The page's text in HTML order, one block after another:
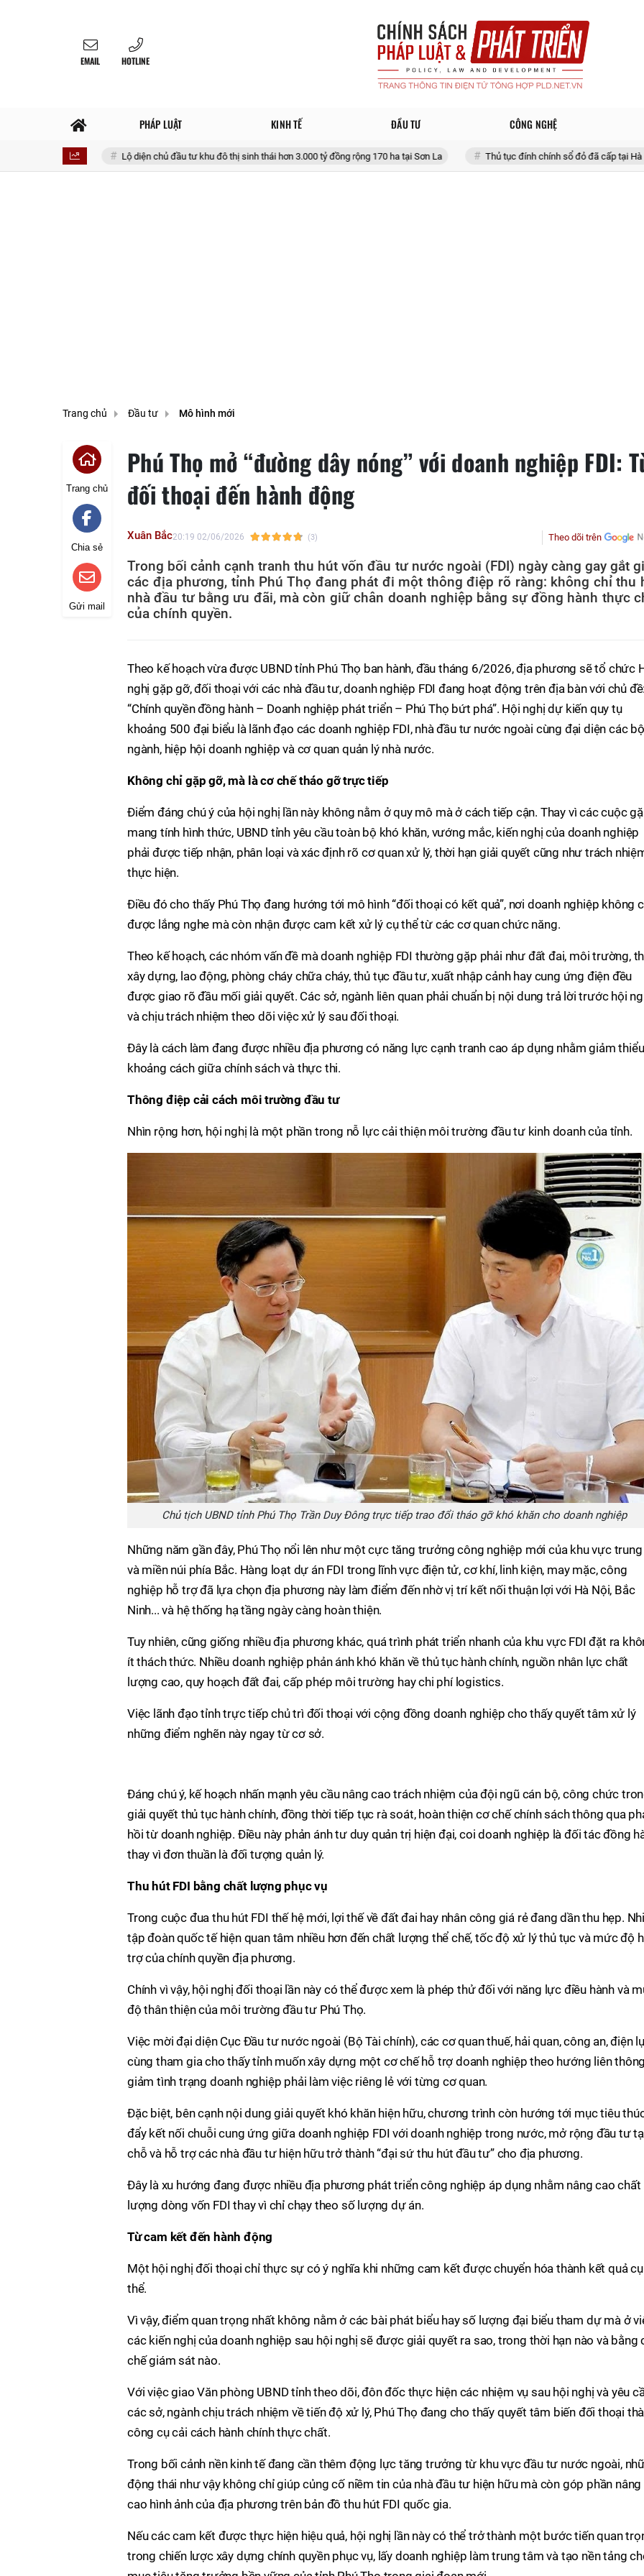
EMAIL HOTLINE
PHÁP LUẬT KINH TẾ ĐẦU TƯ CÔNG NGHỆ
Lộ diện chủ đầu tư khu đô thị sinh thái hơn 3.000 tỷ đồng rộng 170 ha tại Sơn La Thủ tục đính chính sổ đỏ đã cấp tại Hà Nội 2026
Trang chủ Đầu tư Mô hình mới
Trang chủ
Chia sẻ
Gửi mail
Phú Thọ mở “đường dây nóng” với doanh nghiệp FDI:
đối thoại đến hành động
Xuân Bắc20:19 02/06/2026 (3) Theo dõi trên
Trong bối cảnh cạnh tranh thu hút vốn đầu tư nước ngoài (FDI) ngày càng gay gắt
các địa phương, tỉnh Phú Thọ đang phát đi một thông điệp rõ ràng: không chỉ thu
nhà đầu tư bằng ưu đãi, mà còn giữ chân doanh nghiệp bằng sự đồng hành thực
của chính quyền.
Theo kế hoạch vừa được UBND tỉnh Phú Thọ ban hành, đầu tháng 6/2026, địa phương sẽ tổ chức
nghị gặp gỡ, đối thoại với các nhà đầu tư, doanh nghiệp FDI đang hoạt động trên địa bàn với chủ
“Chính quyền đồng hành – Doanh nghiệp phát triển – Phú Thọ bứt phá”. Hội nghị dự kiến quy tụ
khoảng 500 đại biểu là lãnh đạo các doanh nghiệp FDI, nhà đầu tư nước ngoài cùng đại diện các
ngành, hiệp hội doanh nghiệp và cơ quan quản lý nhà nước.
Không chỉ gặp gỡ, mà là cơ chế tháo gỡ trực tiếp
Điểm đáng chú ý của hội nghị lần này không nằm ở quy mô mà ở cách tiếp cận. Thay vì các cuộc
mang tính hình thức, UBND tỉnh yêu cầu toàn bộ khó khăn, vướng mắc, kiến nghị của doanh nghiệp
phải được tiếp nhận, phân loại và xác định rõ cơ quan xử lý, thời hạn giải quyết cũng như trách
thực hiện.
Điều đó cho thấy Phú Thọ đang hướng tới mô hình “đối thoại có kết quả”, nơi doanh nghiệp không
được lắng nghe mà còn nhận được cam kết xử lý cụ thể từ các cơ quan chức năng.
Theo kế hoạch, các nhóm vấn đề mà doanh nghiệp FDI thường gặp phải như đất đai, môi trường,
xây dựng, lao động, phòng cháy chữa cháy, thủ tục đầu tư, xuất nhập cảnh hay cung ứng điện đều
được giao rõ đầu mối giải quyết. Các sở, ngành liên quan phải chuẩn bị nội dung trả lời trước hội
và chịu trách nhiệm theo dõi việc xử lý sau đối thoại.
Đây là cách làm đang được nhiều địa phương có năng lực cạnh tranh cao áp dụng nhằm giảm thiểu
khoảng cách giữa chính sách và thực thi.
Thông điệp cải cách môi trường đầu tư
Nhìn rộng hơn, hội nghị là một phần trong nỗ lực cải thiện môi trường đầu tư kinh doanh của tỉnh.
Chủ tịch UBND tỉnh Phú Thọ Trần Duy Đông trực tiếp trao đổi tháo gỡ khó khăn cho doanh nghiệp
Những năm gần đây, Phú Thọ nổi lên như một cực tăng trưởng công nghiệp mới của khu vực
và miền núi phía Bắc. Hàng loạt dự án FDI trong lĩnh vực điện tử, cơ khí, linh kiện, may mặc, công
nghiệp hỗ trợ đã lựa chọn địa phương này làm điểm đến nhờ vị trí kết nối thuận lợi với Hà Nội, Bắc
Ninh... và hệ thống hạ tầng ngày càng hoàn thiện.
Tuy nhiên, cũng giống nhiều địa phương khác, quá trình phát triển nhanh của khu vực FDI đặt ra
ít thách thức. Nhiều doanh nghiệp phản ánh khó khăn về thủ tục hành chính, nguồn nhân lực chất
lượng cao, quy hoạch đất đai, cấp phép môi trường hay chi phí logistics.
Việc lãnh đạo tỉnh trực tiếp chủ trì đối thoại với cộng đồng doanh nghiệp cho thấy quyết tâm xử lý
những điểm nghẽn này ngay từ cơ sở.
Đáng chú ý, kế hoạch nhấn mạnh yêu cầu nâng cao trách nhiệm của đội ngũ cán bộ, công chức
giải quyết thủ tục hành chính, đồng thời tiếp tục rà soát, hoàn thiện cơ chế chính sách thông qua
hồi từ doanh nghiệp. Điều này phản ánh tư duy quản trị hiện đại, coi doanh nghiệp là đối tác đồng
thay vì đơn thuần là đối tượng quản lý.
Thu hút FDI bằng chất lượng phục vụ
Trong cuộc đua thu hút FDI thế hệ mới, lợi thế về đất đai hay nhân công giá rẻ đang dần thu hẹp.
tập đoàn quốc tế hiện quan tâm nhiều hơn đến chất lượng thể chế, tốc độ xử lý thủ tục và mức độ
trợ của chính quyền địa phương.
Chính vì vậy, hội nghị đối thoại lần này có thể được xem là phép thử đối với năng lực điều hành và
độ thân thiện của môi trường đầu tư Phú Thọ.
Việc mời đại diện Cục Đầu tư nước ngoài (Bộ Tài chính), các cơ quan thuế, hải quan, công an, điện
cùng tham gia cho thấy tỉnh muốn xây dựng một cơ chế hỗ trợ doanh nghiệp theo hướng liên
giảm tình trạng doanh nghiệp phải làm việc riêng lẻ với từng cơ quan.
Đặc biệt, bên cạnh nội dung giải quyết khó khăn hiện hữu, chương trình còn hướng tới mục tiêu
đẩy kết nối chuỗi cung ứng giữa doanh nghiệp FDI với doanh nghiệp trong nước, mở rộng đầu tư
chỗ và hỗ trợ các nhà đầu tư hiện hữu trở thành “đại sứ thu hút đầu tư” cho địa phương.
Đây là xu hướng đang được nhiều địa phương phát triển công nghiệp áp dụng nhằm nâng cao chất
lượng dòng vốn FDI thay vì chỉ chạy theo số lượng dự án.
Từ cam kết đến hành động
Một hội nghị đối thoại chỉ thực sự có ý nghĩa khi những cam kết được chuyển hóa thành kết quả cụ
thể.
Vì vậy, điểm quan trọng nhất không nằm ở các bài phát biểu hay số lượng đại biểu tham dự mà ở
các kiến nghị của doanh nghiệp sau hội nghị sẽ được giải quyết ra sao, trong thời hạn nào và bằng
chế giám sát nào.
Với việc giao Văn phòng UBND tỉnh theo dõi, đôn đốc thực hiện các nhiệm vụ sau hội nghị và yêu
các sở, ngành chịu trách nhiệm về tiến độ xử lý, Phú Thọ đang cho thấy quyết tâm biến đối thoại
công cụ cải cách hành chính thực chất.
Trong bối cảnh nền kinh tế đang cần thêm động lực tăng trưởng từ khu vực đầu tư nước ngoài,
động thái như vậy không chỉ giúp củng cố niềm tin của nhà đầu tư hiện hữu mà còn góp phần nâng
cao hình ảnh của địa phương trên bản đồ thu hút FDI quốc gia.
Nếu các cam kết được thực hiện hiệu quả, hội nghị lần này có thể trở thành một bước tiến quan
trong chiến lược xây dựng chính quyền phục vụ, lấy doanh nghiệp làm trung tâm và tạo nền tảng